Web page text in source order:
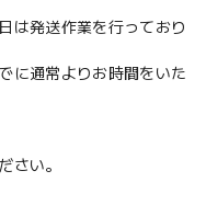
は発送作業を行っており
に通常よりお時間をいた
さい。